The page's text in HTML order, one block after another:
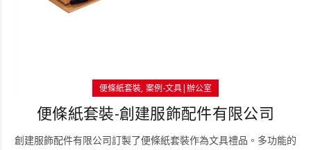
便條紙套裝 案例-文具|辦公室
便條紙套裝-創建服飾配件有限公司
創建服飾配件有限公司訂製了便條紙套裝作為文具禮品。多功能的